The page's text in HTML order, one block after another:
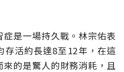
是一場持久戰。林宗佑表
存活約長達8至12年，在這
的是驚人的財務消耗，且